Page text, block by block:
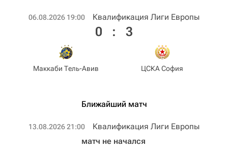
06.08.2026 19:00 Квалификация Лиги Европы
Маккаби Тель-Авив
0 : 3
ЦСКА София
Ближайший матч
13.08.2026 21:00 Квалификация Лиги Европы
матч не начался